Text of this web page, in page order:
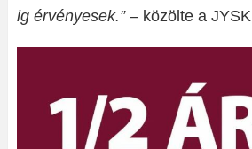
ig érvényesek.”– közölte a JYSK